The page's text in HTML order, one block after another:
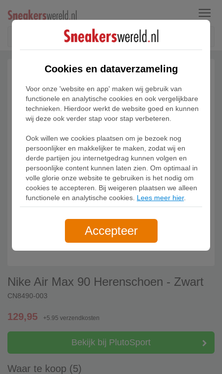
Menu
Nike Air Max 90 Herenschoen - Zwart
CN8490-003
129,95 +5.95 verzendkosten
Bekijk bij PlutoSport
Waar te koop (5)
Cookies en dataverzameling
Voor onze 'website en app' maken wij gebruik van
functionele en analytische cookies en ook vergelijkbare
technieken. Hierdoor werkt de website goed en kunnen
wij deze ook verder stap voor stap verbeteren.
Ook willen we cookies plaatsen om je bezoek nog
persoonlijker en makkelijker te maken, zodat wij en
derde partijen jou internetgedrag kunnen volgen en
persoonlijke content kunnen laten zien. Om optimaal in
volle glorie onze website te gebruiken is het nodig om
cookies te accepteren. Bij weigeren plaatsen we alleen
functionele en analytische cookies. Lees meer hier.
Accepteer